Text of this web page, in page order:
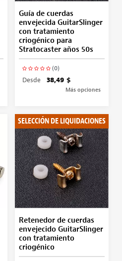
Guía de cuerdas
envejecida GuitarSlinger
con tratamiento
criogénico para
Stratocaster años 50s
(0)
Desde 38,49 $
Más opciones
SELECCIÓN DE LIQUIDACIONES
Retenedor de cuerdas
envejecido GuitarSlinger
con tratamiento
criogénico